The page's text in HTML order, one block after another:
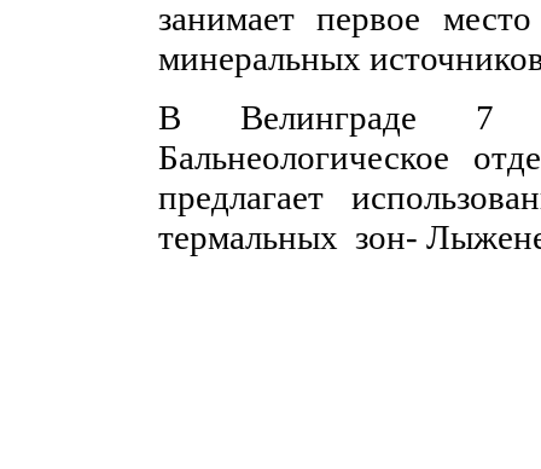
занимает первое
минеральных
В Велинграде 7
Бальнеологическое
предлагает
термальных зон-